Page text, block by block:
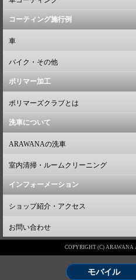
コーティング施行例
車
バイク・その他
ポリマー加工
ポリマーズクラブとは
洗車について
ARAWANAの洗車
室内清掃・ルームクリーニング
インフォーメーション
ショップ紹介・アクセス
お問い合わせ
COPYRIGHT (C) ARAWANA
モバイル